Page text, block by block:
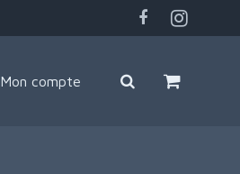
Mon compte